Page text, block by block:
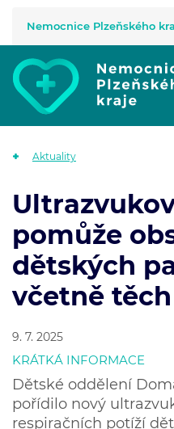
Nemocnice Plzeňského
Aktuality
pomůže
dětských
včetně
9. 7. 2025
KRÁTKÁ INFORMACE
Dětské oddělení
pořídilo nový
respiračních potíží